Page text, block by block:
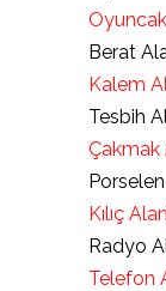
Berat
Kalem
Tesbih
Çakmak
Kılıç
Radyo
Telefon